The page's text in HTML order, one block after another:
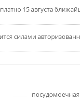
15 августа
силами